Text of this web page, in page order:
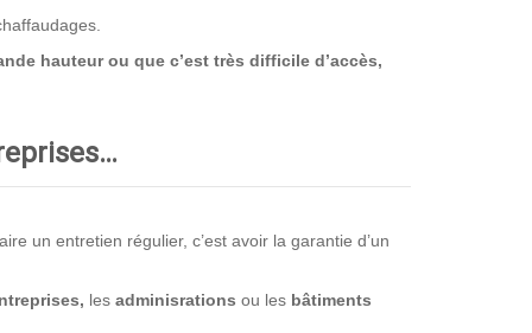
hauteur ou que c’est très difficile d’accès,
un entretien régulier, c’est avoir la garantie d’un
les adminisrations ou les bâtiments